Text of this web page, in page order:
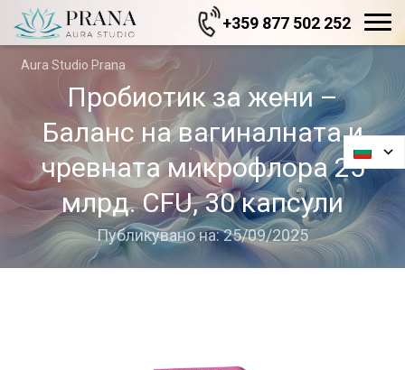
+359 877 502 252
Aura Studio Prana
Пробиотик за жени –
Баланс на вагиналната и
чревната микрофлора 25
млрд. CFU, 30 капсули
Публикувано на: 25/09/2025